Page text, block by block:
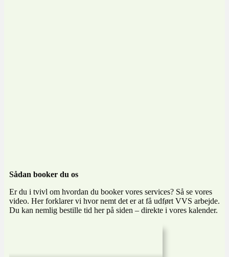
Sådan booker du os
Er du i tvivl om hvordan du booker vores services? Så se vores
video. Her forklarer vi hvor nemt det er at få udført VVS arbejde.
Du kan nemlig bestille tid her på siden – direkte i vores kalender.